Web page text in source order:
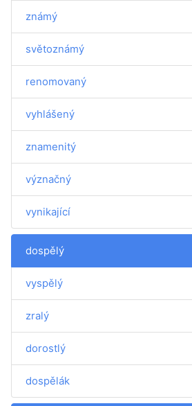
známý
světoznámý
renomovaný
vyhlášený
znamenitý
význačný
vynikající
dospělý
vyspělý
zralý
dorostlý
dospělák